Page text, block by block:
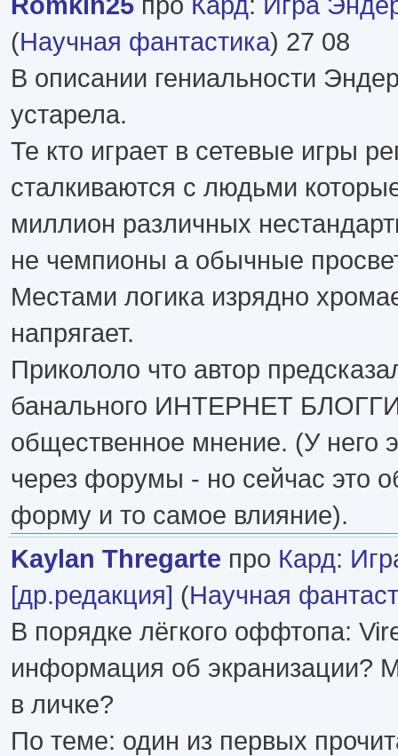
(Научная фантастика) 27 08
В описании гениальности
устарела.
Те кто играет в сетевые игры
сталкиваются с людьми
миллион различных
не чемпионы а обычные
Местами логика изрядно
напрягает.
Прикололо что автор
банального ИНТЕРНЕТ
общественное мнение. (У него
через форумы - но сейчас это
форму и то самое влияние).
Kaylan Thregarte про Кард:
[др.редакция] (Научная
В порядке лёгкого оффтопа:
информация об экранизации?
в личке?
По теме: один из первых